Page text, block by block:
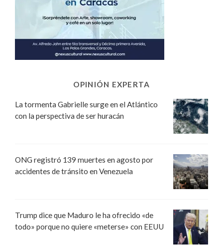
OPINIÓN EXPERTA
La tormenta Gabrielle surge en el Atlántico
con la perspectiva de ser huracán
ONG registró 139 muertes en agosto por
accidentes de tránsito en Venezuela
Trump dice que Maduro le ha ofrecido «de
todo» porque no quiere «meterse» con EEUU